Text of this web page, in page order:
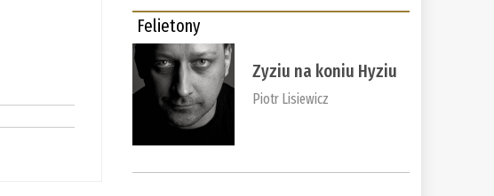
Felietony
Zyziu na koniu Hyziu
Piotr Lisiewicz